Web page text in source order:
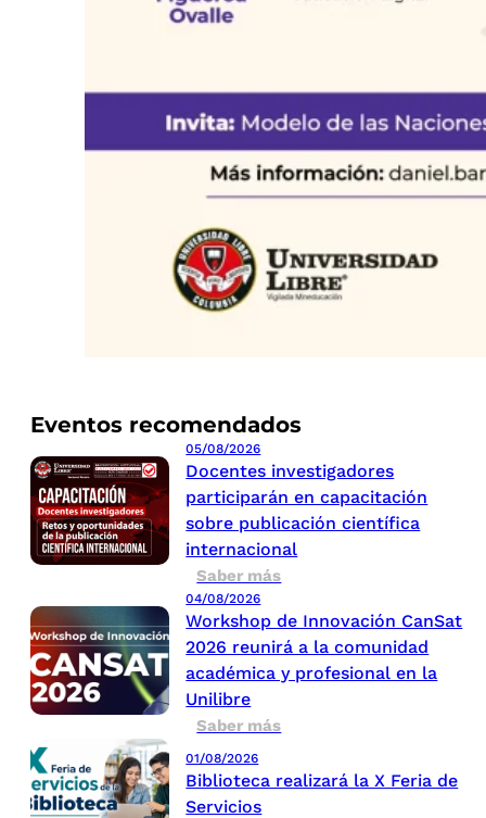
Eventos recomendados
05/08/2026
Docentes investigadores
participarán en capacitación
sobre publicación científica
internacional
Saber más
04/08/2026
Workshop de Innovación CanSat
2026 reunirá a la comunidad
académica y profesional en la
Unilibre
Saber más
01/08/2026
Biblioteca realizará la X Feria de
Servicios